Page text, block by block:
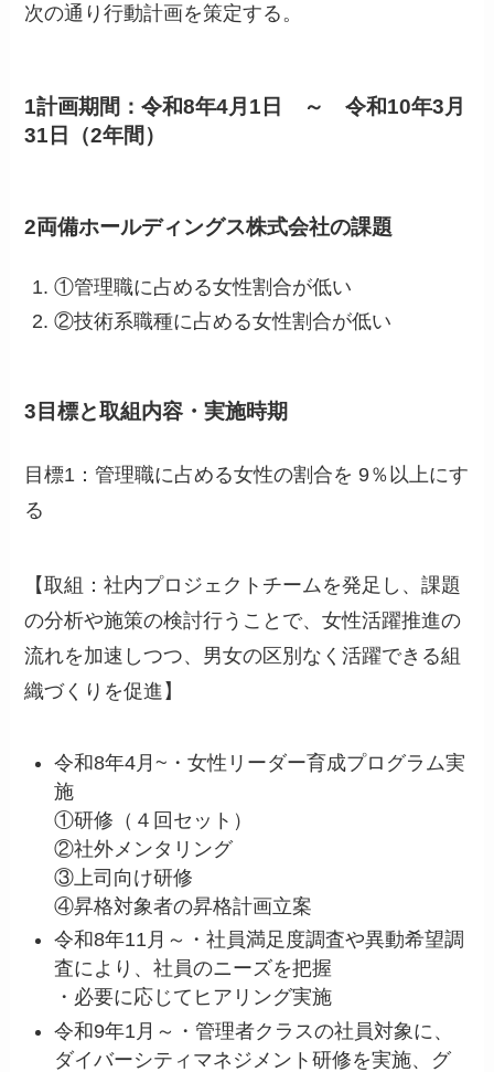
次の通り行動計画を策定する。
1計画期間：令和8年4月1日 ～ 令和10年3月
31日（2年間）
2両備ホールディングス株式会社の課題
①管理職に占める女性割合が低い
②技術系職種に占める女性割合が低い
3目標と取組内容・実施時期
目標1：管理職に占める女性の割合を 9％以上にす
る
【取組：社内プロジェクトチームを発足し、課題
の分析や施策の検討行うことで、女性活躍推進の
流れを加速しつつ、男女の区別なく活躍できる組
織づくりを促進】
令和8年4月~・女性リーダー育成プログラム実
施
①研修（４回セット）
②社外メンタリング
③上司向け研修
④昇格対象者の昇格計画立案
令和8年11月～・社員満足度調査や異動希望調
査により、社員のニーズを把握
・必要に応じてヒアリング実施
令和9年1月～・管理者クラスの社員対象に、
ダイバーシティマネジメント研修を実施、グ